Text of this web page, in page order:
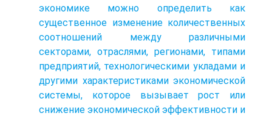
экономике можно определить как
существенное изменение количественных
соотношений между различными
секторами, отраслями, регионами, типами
предприятий, технологическими укладами и
другими характеристиками экономической
системы, которое вызывает рост или
снижение экономической эффективности и